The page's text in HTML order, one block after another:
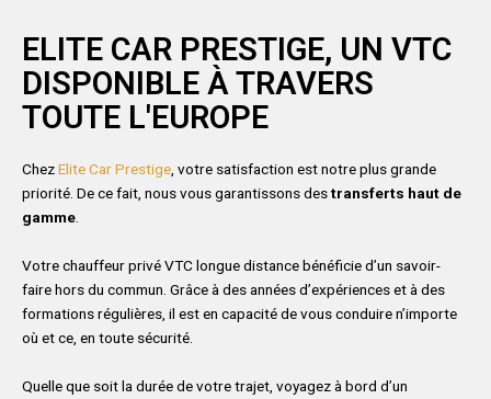
ELITE CAR PRESTIGE, UN VTC
DISPONIBLE À TRAVERS
TOUTE L'EUROPE
ChezElite Car Prestige, votre satisfaction est notre plus grande
priorité. De ce fait, nous vous garantissons destransferts haut de
gamme.
Votre chauffeur privé VTC longue distance bénéficie d’un savoir-
faire hors du commun. Grâce à des années d’expériences et à des
formations régulières, il est en capacité de vous conduire n’importe
où et ce, en toute sécurité.
Quelle que soit la durée de votre trajet, voyagez à bord d’un